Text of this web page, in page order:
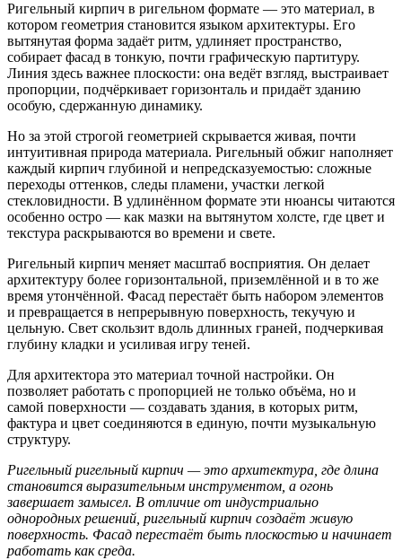
Ригельный кирпич в ригельном формате — это материал, в
котором геометрия становится языком архитектуры. Его
вытянутая форма задаёт ритм, удлиняет пространство,
собирает фасад в тонкую, почти графическую партитуру.
Линия здесь важнее плоскости: она ведёт взгляд, выстраивает
пропорции, подчёркивает горизонталь и придаёт зданию
особую, сдержанную динамику.
Но за этой строгой геометрией скрывается живая, почти
интуитивная природа материала. Ригельный обжиг наполняет
каждый кирпич глубиной и непредсказуемостью: сложные
переходы оттенков, следы пламени, участки легкой
стекловидности. В удлинённом формате эти нюансы читаются
особенно остро — как мазки на вытянутом холсте, где цвет и
текстура раскрываются во времени и свете.
Ригельный кирпич меняет масштаб восприятия. Он делает
архитектуру более горизонтальной, приземлённой и в то же
время утончённой. Фасад перестаёт быть набором элементов
и превращается в непрерывную поверхность, текучую и
цельную. Свет скользит вдоль длинных граней, подчеркивая
глубину кладки и усиливая игру теней.
Для архитектора это материал точной настройки. Он
позволяет работать с пропорцией не только объёма, но и
самой поверхности — создавать здания, в которых ритм,
фактура и цвет соединяются в единую, почти музыкальную
структуру.
Ригельный ригельный кирпич — это архитектура, где длина
становится выразительным инструментом, а огонь
завершает замысел. В отличие от индустриально
однородных решений, ригельный кирпич создаёт живую
поверхность. Фасад перестаёт быть плоскостью и начинает
работать как среда.